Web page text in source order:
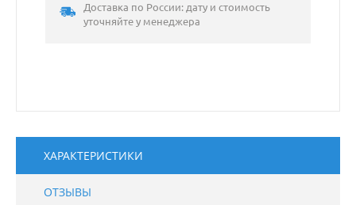
Доставка по России: дату и стоимость
уточняйте у менеджера
ХАРАКТЕРИСТИКИ
ОТЗЫВЫ